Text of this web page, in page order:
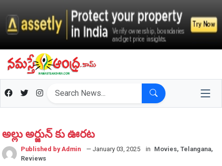
అల్లు అర్జున్ కు ఊరట
Published by Admin — January 03, 2025 in Movies, Telangana,
Reviews